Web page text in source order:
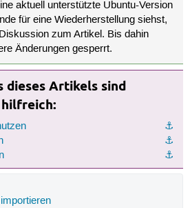
aktuell unterstützte Ubuntu-Version
für eine Wiederherstellung siehst,
zum Artikel. Bis dahin
Änderungen gesperrt.
dieses Artikels sind
⚓︎
⚓︎
⚓︎